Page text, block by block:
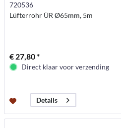
720536
Lüfterrohr ÜR Ø65mm, 5m
€ 27,80 *
Direct klaar voor verzending
Details